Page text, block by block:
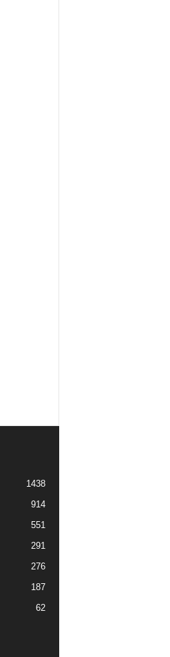
1438
914
551
291
276
187
62